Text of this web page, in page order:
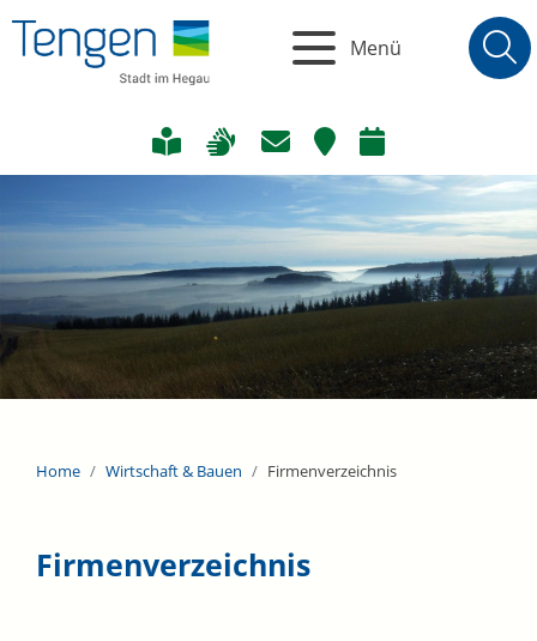
Menü
Home Wirtschaft & Bauen Firmenverzeichnis
Firmenverzeichnis